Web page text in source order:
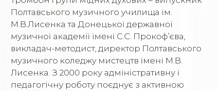
Полтавського музичного училища ім.
М.В.Лисенка та Донецької державної
музичної академії імені С.С. Прокоф’єва,
викладач-методист, директор Полтавського
музичного коледжу мистецтв імені М.В.
Лисенка. З 2000 року адміністративну і
педагогічну роботу поєднує з активною